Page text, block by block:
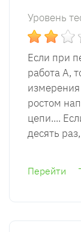
Уровень
Если при
работа А,
ростом
цепи....
десять
Перейти